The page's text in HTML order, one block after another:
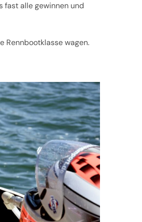
fast alle gewinnen und
Rennbootklasse wagen.